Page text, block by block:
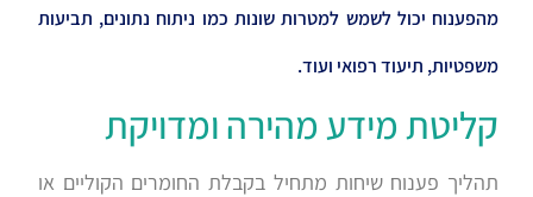
מהפענוח יכול לשמש למטרות שונות כמו ניתוח נתונים, תביעות
משפטיות, תיעוד רפואי ועוד.
קליטת מידע מהירה ומדויקת
תהליך פענוח שיחות מתחיל בקבלת החומרים הקוליים או